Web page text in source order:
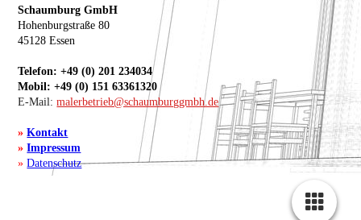
Schaumburg GmbH
Hohenburgstraße 80
45128 Essen
Telefon: +49 (0) 201 234034
Mobil: +49 (0) 151 63361320
E-Mail: malerbetrieb@schaumburggmbh.de
»Kontakt
»Impressum
»Datenschutz